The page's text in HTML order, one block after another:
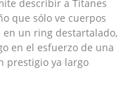
describir a Titanes
que sólo ve cuerpos
un ring destartalado,
en el esfuerzo de una
prestigio ya largo